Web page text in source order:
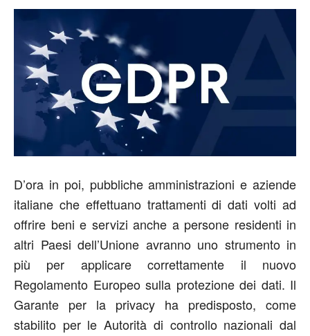
D’ora in poi, pubbliche amministrazioni e aziende
italiane che effettuano trattamenti di dati volti ad
offrire beni e servizi anche a persone residenti in
altri Paesi dell’Unione avranno uno strumento in
più per applicare correttamente il nuovo
Regolamento Europeo sulla protezione dei dati. Il
Garante per la privacy ha predisposto, come
stabilito per le Autorità di controllo nazionali dal